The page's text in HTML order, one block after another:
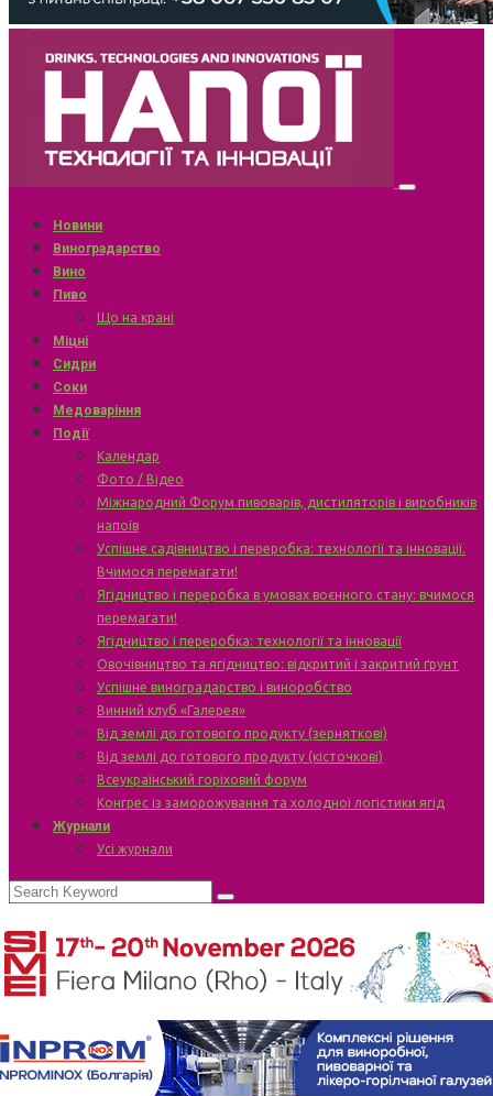
Новини
Виноградарство
Вино
Пиво
Що на крані
Міцні
Сидри
Соки
Медоваріння
Події
Календар
Фото / Відео
Міжнародний Форум пивоварів, дистиляторів і виробників
напоїв
Успішне садівництво і переробка: технології та інновації.
Вчимося перемагати!
Ягідництво і переробка в умовах воєнного стану: вчимося
перемагати!
Ягідництво і переробка: технології та інновації
Овочівництво та ягідництво: відкритий і закритий ґрунт
Успішне виноградарство і виноробство
Винний клуб «Галерея»
Від землі до готового продукту (зерняткові)
Від землі до готового продукту (кісточкові)
Всеукраїнський горіховий форум
Конгрес із заморожування та холодної логістики ягід
Журнали
Усі журнали